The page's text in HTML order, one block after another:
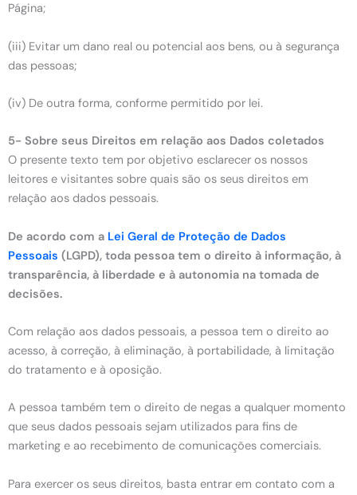
Página;
(iii) Evitar um dano real ou potencial aos bens, ou à segurança
das pessoas;
(iv) De outra forma, conforme permitido por lei.
5- Sobre seus Direitos em relação aos Dados coletados
O presente texto tem por objetivo esclarecer os nossos
leitores e visitantes sobre quais são os seus direitos em
relação aos dados pessoais.
De acordo com a Lei Geral de Proteção de Dados
Pessoais (LGPD), toda pessoa tem o direito à informação, à
transparência, à liberdade e à autonomia na tomada de
decisões.
Com relação aos dados pessoais, a pessoa tem o direito ao
acesso, à correção, à eliminação, à portabilidade, à limitação
do tratamento e à oposição.
A pessoa também tem o direito de negas a qualquer momento
que seus dados pessoais sejam utilizados para fins de
marketing e ao recebimento de comunicações comerciais.
Para exercer os seus direitos, basta entrar em contato com a